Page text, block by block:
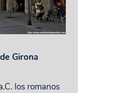
Girona
los romanos